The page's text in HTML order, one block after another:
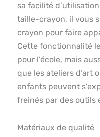
sa facilité
taille-crayon, il vous
crayon pour faire
Cette fonctionnalité
pour l’école, mais
que les ateliers d’art
enfants peuvent
freinés par des outils
Matériaux de qualité